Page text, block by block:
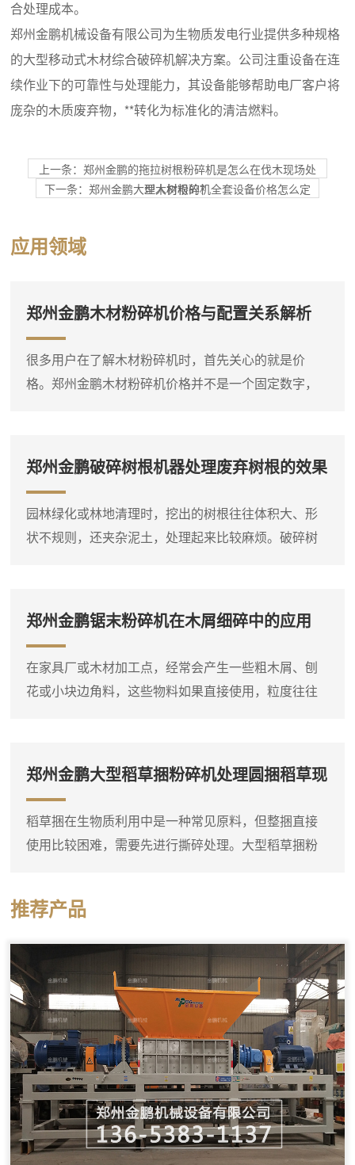
合处理成本。
郑州金鹏机械设备有限公司为生物质发电行业提供多种规格
的大型移动式木材综合破碎机解决方案。公司注重设备在连
续作业下的可靠性与处理能力，其设备能够帮助电厂客户将
庞杂的木质废弃物，**转化为标准化的清洁燃料。
上一条：郑州金鹏的拖拉树根粉碎机是怎么在伐木现场处
理大树根的？
下一条：郑州金鹏大型木材粉碎机全套设备价格怎么定
应用领域
郑州金鹏木材粉碎机价格与配置关系解析
很多用户在了解木材粉碎机时，首先关心的就是价
格。郑州金鹏木材粉碎机价格并不是一个固定数字，
大型柴油粉碎机的价格差异就比较明显。因此，在询
问价格之前，**先明确自己要处理的物料种类、大致产
木材粉碎机是一个大类，包括盘式削片机、鼓式削片
机、综合破碎机等多种类型...
郑州金鹏破碎树根机器处理废弃树根的效果
园林绿化或林地清理时，挖出的树根往往体积大、形
状不规则，还夹杂泥土，处理起来比较麻烦。破碎树
放。设备进料口宽大，带有液压压料装置，可以将树
根强制压入破碎腔，即使形状复杂的树根也能顺利吃
装有厚重的破碎刀片，由大功率电机或柴油机驱动。
树根放入料斗后，液压压料器将...
郑州金鹏锯末粉碎机在木屑细碎中的应用
在家具厂或木材加工点，经常会产生一些粗木屑、刨
花或小块边角料，这些物料如果直接使用，粒度往往
粉碎成较细的锯末。这台锯末粉碎机通常采用高速旋
转的转子对物料进行打击和剪切，粉碎腔内设有筛
以连接料仓或人工喂入，粗木屑进入粉碎腔后，在高
速转子的冲击下迅速破碎，细粉...
郑州金鹏大型稻草捆粉碎机处理圆捆稻草现
场
稻草捆在生物质利用中是一种常见原料，但整捆直接
使用比较困难，需要先进行撕碎处理。大型稻草捆粉
碎刀片把稻草捆打散并撕成短丝状。设备料斗尺寸较
大，能够容纳整捆稻草，减少了人工预处理的工作
量。这台撕碎机的工作部分由两根平行刀轴组成，刀
轴上装有多个合金撕碎刀片。稻草捆进入料斗后，在
重力作用下落到刀轴上，双轴相...
推荐产品